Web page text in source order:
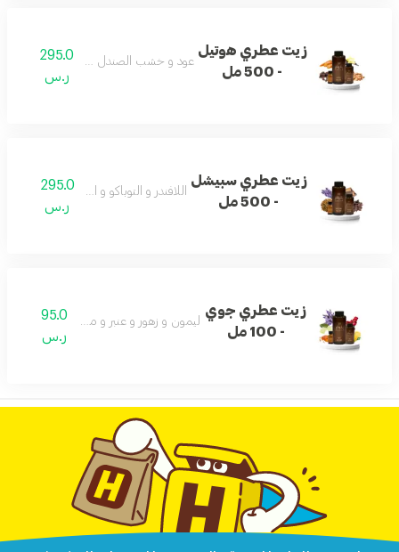
زيت عطري هوتيل
- 500 مل
عود و خشب الصندل و فانيلا و جزر
295.0
ر.س
زيت عطري سبيشل
- 500 مل
اللافندر و التوباكو و اللاذر و العود
295.0
ر.س
زيت عطري جوي
- 100 مل
ليمون و زهور و عنبر و مسك و باتشولي
95.0
ر.س